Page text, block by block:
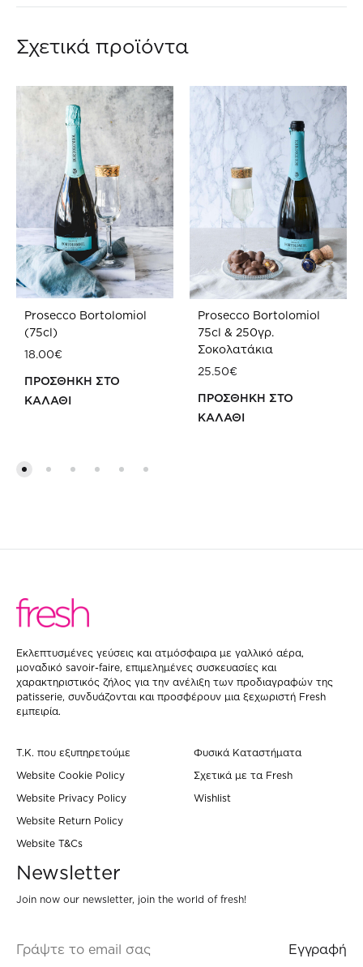
Σχετικά προϊόντα
Prosecco Bortolomiol
(75cl)
18.00€
ΠΡΟΣΘΗΚΗ ΣΤΟ
ΚΑΛΑΘΙ
ΠΡΟΣΘΗΚΗ
Prosecco Bortolomiol
75cl & 250γρ.
Σοκολατάκια
25.50€
ΠΡΟΣΘΗΚΗ ΣΤΟ
ΚΑΛΑΘΙ
Eκλεπτυσμένες γεύσεις και ατμόσφαιρα με γαλλικό αέρα,
μοναδικό savoir-faire, επιμελημένες συσκευασίες και
χαρακτηριστικός ζήλος για την ανέλιξη των προδιαγραφών της
patisserie, συνδυάζονται και προσφέρουν μια ξεχωριστή Fresh
εμπειρία.
Τ.Κ. που εξυπηρετούμε
Website Cookie Policy
Website Privacy Policy
Website Return Policy
Website T&Cs
Φυσικά Καταστήματα
Σχετικά με τα Fresh
Wishlist
Newsletter
Join now our newsletter, join the world of fresh!